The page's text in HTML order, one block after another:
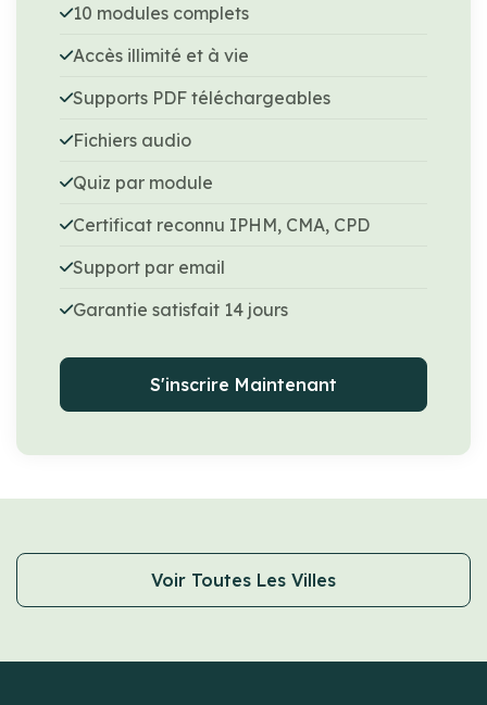
10 modules complets
Accès illimité et à vie
Supports PDF téléchargeables
Fichiers audio
Quiz par module
Certificat reconnu IPHM, CMA, CPD
Support par email
Garantie satisfait 14 jours
S'inscrire Maintenant
Voir Toutes Les Villes